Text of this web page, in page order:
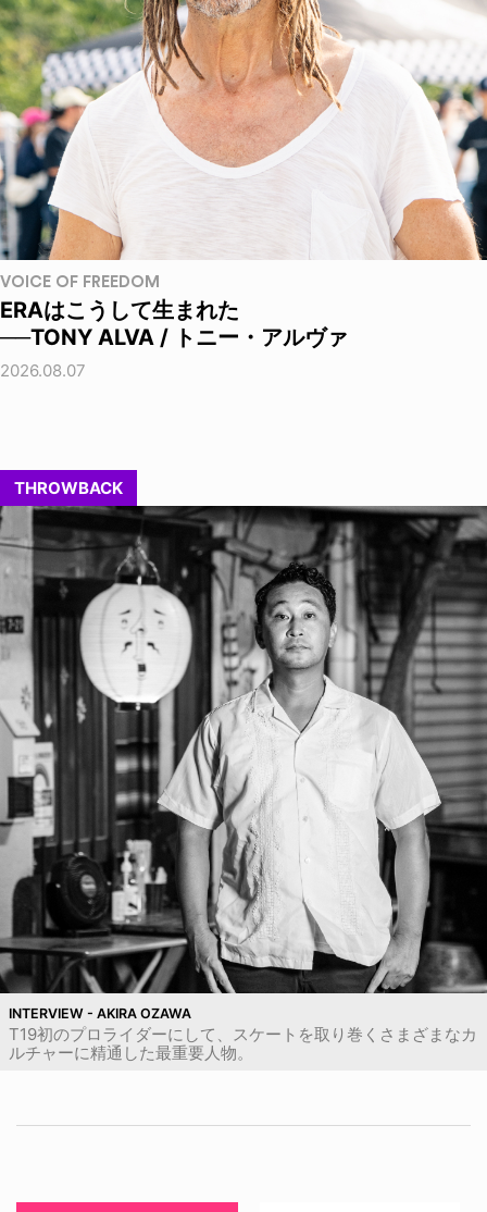
VOICE OF FREEDOM
ERAはこうして生まれた
──TONY ALVA / トニー・アルヴァ
2026.08.07
THROWBACK
INTERVIEW - AKIRA OZAWA
T19初のプロライダーにして、スケートを取り巻くさまざまなカ
ルチャーに精通した最重要人物。